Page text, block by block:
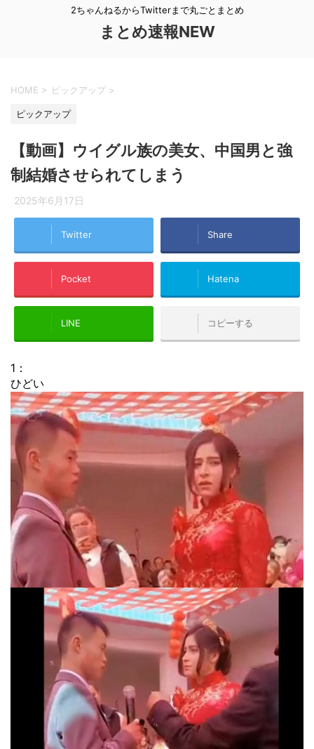
2ちゃんねるからTwitterまで丸ごとまとめ
まとめ速報NEW
HOME > ピックアップ >
ピックアップ
【動画】ウイグル族の美女、中国男と強
制結婚させられてしまう
2025年6月17日
Twitter Share
Pocket Hatena
LINE コピーする
1 ：
ひどい